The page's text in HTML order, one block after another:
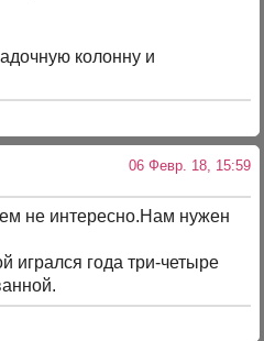
колонну и
06 Февр. 18, 15:59
не интересно.Нам нужен
игрался года три-четыре